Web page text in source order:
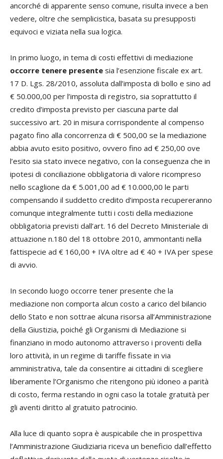
ancorché di apparente senso comune, risulta invece a ben
vedere, oltre che semplicistica, basata su presupposti
equivoci e viziata nella sua logica.
In primo luogo, in tema di costi effettivi di mediazione
occorre tenere presente sia l’esenzione fiscale ex art.
17 D. Lgs. 28/2010, assoluta dall’imposta di bollo e sino ad
€ 50.000,00 per l’imposta di registro, sia soprattutto il
credito d’imposta previsto per ciascuna parte dal
successivo art. 20 in misura corrispondente al compenso
pagato fino alla concorrenza di € 500,00 se la mediazione
abbia avuto esito positivo, ovvero fino ad € 250,00 ove
l’esito sia stato invece negativo, con la conseguenza che in
ipotesi di conciliazione obbligatoria di valore ricompreso
nello scaglione da € 5.001,00 ad € 10.000,00 le parti
compensando il suddetto credito d’imposta recupereranno
comunque integralmente tutti i costi della mediazione
obbligatoria previsti dall’art. 16 del Decreto Ministeriale di
attuazione n.180 del 18 ottobre 2010, ammontanti nella
fattispecie ad € 160,00 + IVA oltre ad € 40 + IVA per spese
di avvio.
In secondo luogo occorre tener presente che la
mediazione non comporta alcun costo a carico del bilancio
dello Stato e non sottrae alcuna risorsa all’Amministrazione
della Giustizia, poiché gli Organismi di Mediazione si
finanziano in modo autonomo attraverso i proventi della
loro attività, in un regime di tariffe fissate in via
amministrativa, tale da consentire ai cittadini di scegliere
liberamente l’Organismo che ritengono più idoneo a parità
di costo, ferma restando in ogni caso la totale gratuità per
gli aventi diritto al gratuito patrocinio.
Alla luce di quanto sopra è auspicabile che in prospettiva
l’Amministrazione Giudiziaria riceva un beneficio dall’effetto